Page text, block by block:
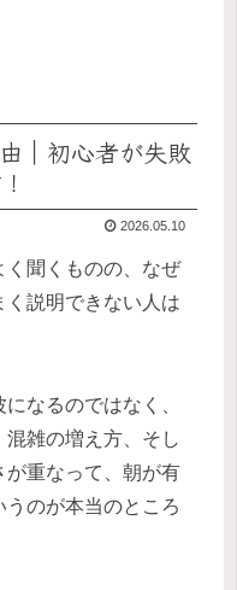
｜初心者が失敗
2026.05.10
く聞くものの、なぜ
説明できない人は
なるのではなく、
雑の増え方、そし
が重なって、朝が有
のが本当のところ